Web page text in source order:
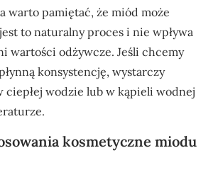
warto pamiętać, że miód może
to naturalny proces i nie wpływa
wartości odżywcze. Jeśli chcemy
konsystencję, wystarczy
ciepłej wodzie lub w kąpieli wodnej
kosmetyczne miodu